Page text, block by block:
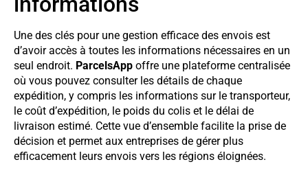
Une des clés pour une gestion efficace des envois est
d’avoir accès à toutes les informations nécessaires en un
seul endroit. ParcelsApp offre une plateforme centralisée
où vous pouvez consulter les détails de chaque
expédition, y compris les informations sur le transporteur,
le coût d’expédition, le poids du colis et le délai de
livraison estimé. Cette vue d’ensemble facilite la prise de
décision et permet aux entreprises de gérer plus
efficacement leurs envois vers les régions éloignées.